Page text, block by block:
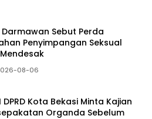
Sebut Perda
Penyimpangan Seksual
08-06
DPRD Kota Bekasi Minta Kajian
Organda Sebelum